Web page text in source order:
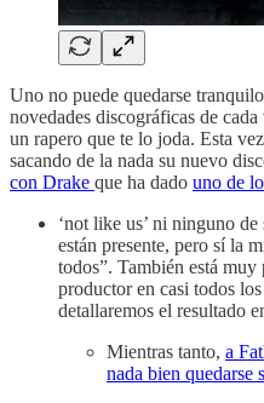
Uno no puede quedarse
novedades discográficas de
un rapero que te lo joda. Esta
sacando de la nada su nuevo
con Drake que ha dado uno de
‘not like us’ ni ninguno de
están presente, pero sí la
todos”. También está muy
productor en casi todos
detallaremos el resultado
Mientras tanto, a
nada bien quedarse